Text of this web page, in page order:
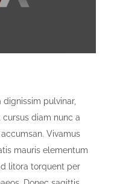
dignissim pulvinar,
diam nunc a
Vivamus
mauris elementum
litora torquent per